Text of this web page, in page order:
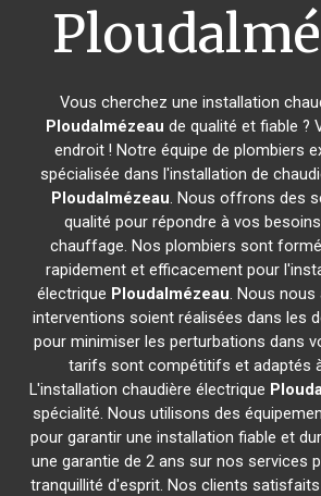
Vous cherchez une installation
Ploudalmézeau de qualité et fiable ?
endroit ! Notre équipe de plombiers
spécialisée dans l'installation de
Ploudalmézeau. Nous offrons des
qualité pour répondre à vos
chauffage. Nos plombiers sont
rapidement et efficacement pour
électrique Ploudalmézeau. Nous
interventions soient réalisées dans les
pour minimiser les perturbations dans
tarifs sont compétitifs et adaptés
L'installation chaudière électrique
spécialité. Nous utilisons des
pour garantir une installation fiable et
une garantie de 2 ans sur nos services
tranquillité d'esprit. Nos clients